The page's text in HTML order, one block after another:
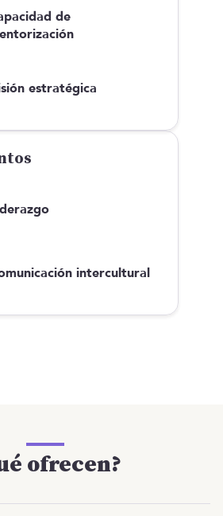
de
estratégica
intercultural
ofrecen?